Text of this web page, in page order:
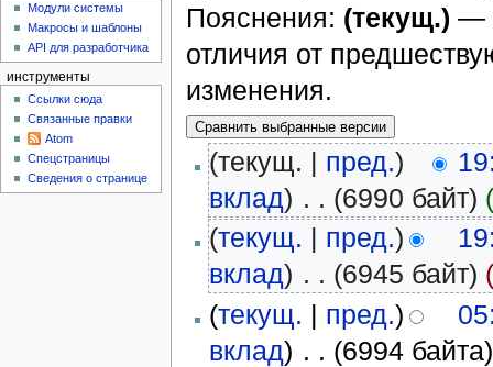
Пояснения: (текущ.) —
отличия от
изменения.
(текущ. | пред.)
вклад) . . (6990 байт)
(текущ. | пред.)
вклад) . . (6945 байт)
(текущ. | пред.)
вклад) . . (6994 байта)
Модули системы
Макросы и шаблоны
API для разработчика
инструменты
Ссылки сюда
Связанные правки
Atom
Спецстраницы
Сведения о странице